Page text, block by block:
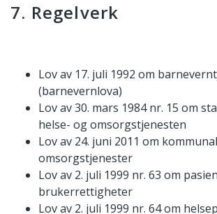
7. Regelverk
Lov av 17. juli 1992 om
(barnevernlova)
Lov av 30. mars 1984 nr. 15 om
helse- og omsorgstjenesten
Lov av 24. juni 2011 om
omsorgstjenester
Lov av 2. juli 1999 nr. 63 om
brukerrettigheter
Lov av 2. juli 1999 nr. 64 om